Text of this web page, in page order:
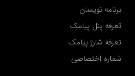
برنامه نویسان
تعرفه پنل پیامک
تعرفه شارژ پیامک
شماره اختصاصی